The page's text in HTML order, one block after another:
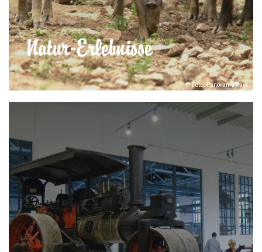
© Foto: Panorama Park
Natur-Erlebnisse